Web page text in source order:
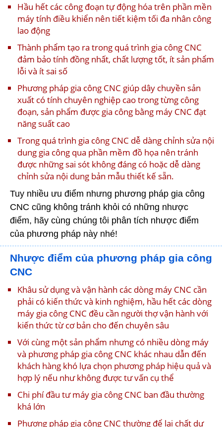
Hầu hết các công đoạn tự động hóa trên phần mền
máy tính điều khiển nên tiết kiệm tối đa nhân công
lao động
Thành phẩm tạo ra trong quá trình gia công CNC
đảm bảo tính đồng nhất, chất lượng tốt, ít sản phẩm
lỗi và ít sai số
Phương pháp gia công CNC giúp dây chuyền sản
xuất có tính chuyên nghiệp cao trong từng công
đoạn, sản phẩm được gia công bằng máy CNC đạt
năng suất cao
Trong quá trình gia công CNC dễ dàng chỉnh sửa nội
dung gia công qua phần mềm đồ họa nên tránh
được những sai sót không đáng có hoặc dễ dàng
chỉnh sửa nội dung bản mẫu thiết kế sẵn.
Tuy nhiều ưu điểm nhưng phương pháp gia công
CNC cũng không tránh khỏi có những nhược
điểm, hãy cùng chúng tôi phân tích nhược điểm
của phương pháp này nhé!
Nhược điểm của phương pháp gia công
CNC
Khâu sử dụng và vận hành các dòng máy CNC cần
phải có kiến thức và kinh nghiệm, hầu hết các dòng
máy gia công CNC đều cần người thợ vận hành với
kiến thức từ cơ bản cho đến chuyên sâu
Với cùng một sản phẩm nhưng có nhiều dòng máy
và phương pháp gia công CNC khác nhau dẫn đến
khách hàng khó lựa chọn phương pháp hiệu quả và
hợp lý nếu như không được tư vấn cụ thể
Chi phí đầu tư máy gia công CNC ban đầu thường
khá lớn
Phương pháp gia công CNC thường để lại chất dư